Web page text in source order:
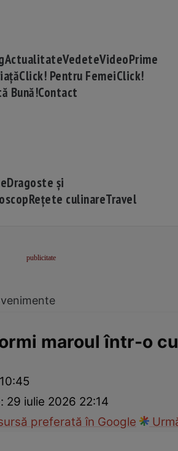
ActualitateVedeteVideoPrime
Click! Pentru FemeiClick!
Bună!Contact
Dragoste și
Rețete culinareTravel
maroul într-o
29 iulie 2026 22:14
preferată în Google